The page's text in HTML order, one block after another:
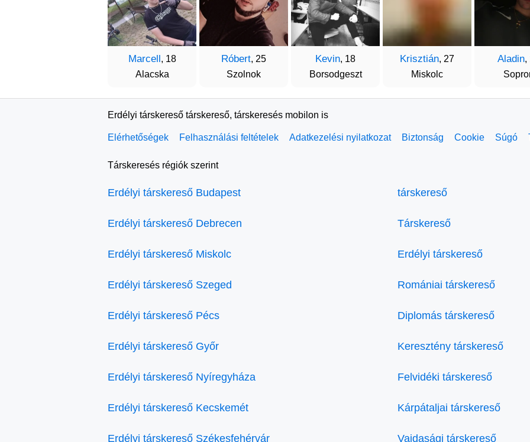
Marcell, 18
Alacska
Róbert, 25
Szolnok
Kevin, 18
Borsodgeszt
Krisztián, 27
Miskolc
Aladin,
Erdélyi társkereső társkereső, társkeresés mobilon is
Elérhetőségek Felhasználási feltételek Adatkezelési nyilatkozat Biztonság Cookie Súgó
Társkeresés régiók szerint
Erdélyi társkereső Budapest
Erdélyi társkereső Debrecen
Erdélyi társkereső Miskolc
Erdélyi társkereső Szeged
Erdélyi társkereső Pécs
Erdélyi társkereső Győr
Erdélyi társkereső Nyíregyháza
Erdélyi társkereső Kecskemét
Erdélyi társkereső Székesfehérvár
társkereső
Társkereső
Erdélyi társkereső
Romániai társkereső
Diplomás társkereső
Keresztény társkereső
Felvidéki társkereső
Kárpátaljai társkereső
Vajdasági társkereső